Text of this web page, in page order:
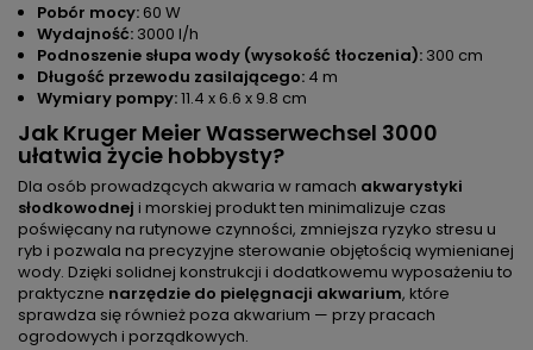
Pobór mocy: 60 W
Wydajność: 3000 l/h
Podnoszenie słupa wody (wysokość tłoczenia): 300 cm
Długość przewodu zasilającego: 4 m
Wymiary pompy:11.4 x 6.6 x 9.8 cm
Jak Kruger Meier Wasserwechsel 3000
ułatwia życie hobbysty?
Dla osób prowadzących akwaria w ramach akwarystyki
słodkowodnej i morskiej produkt ten minimalizuje czas
poświęcany na rutynowe czynności, zmniejsza ryzyko stresu u
ryb i pozwala na precyzyjne sterowanie objętością wymienianej
wody. Dzięki solidnej konstrukcji i dodatkowemu wyposażeniu to
praktyczne narzędzie do pielęgnacji akwarium, które
sprawdza się również poza akwarium — przy pracach
ogrodowych i porządkowych.